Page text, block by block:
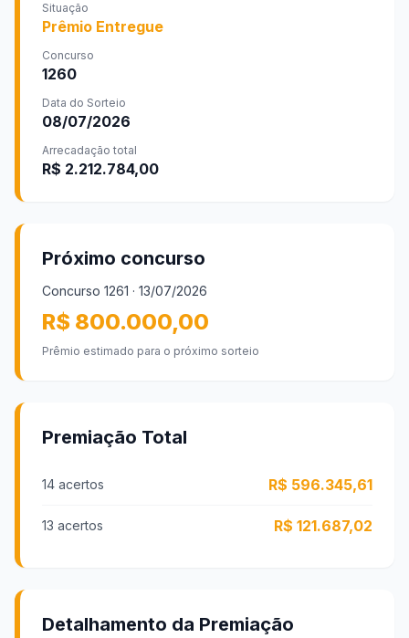
Situação
Prêmio Entregue
Concurso
1260
Data do Sorteio
08/07/2026
Arrecadação total
R$ 2.212.784,00
Próximo concurso
Concurso 1261 · 13/07/2026
R$ 800.000,00
Prêmio estimado para o próximo sorteio
Premiação Total
14 acertos R$ 596.345,61
13 acertos R$ 121.687,02
Detalhamento da Premiação